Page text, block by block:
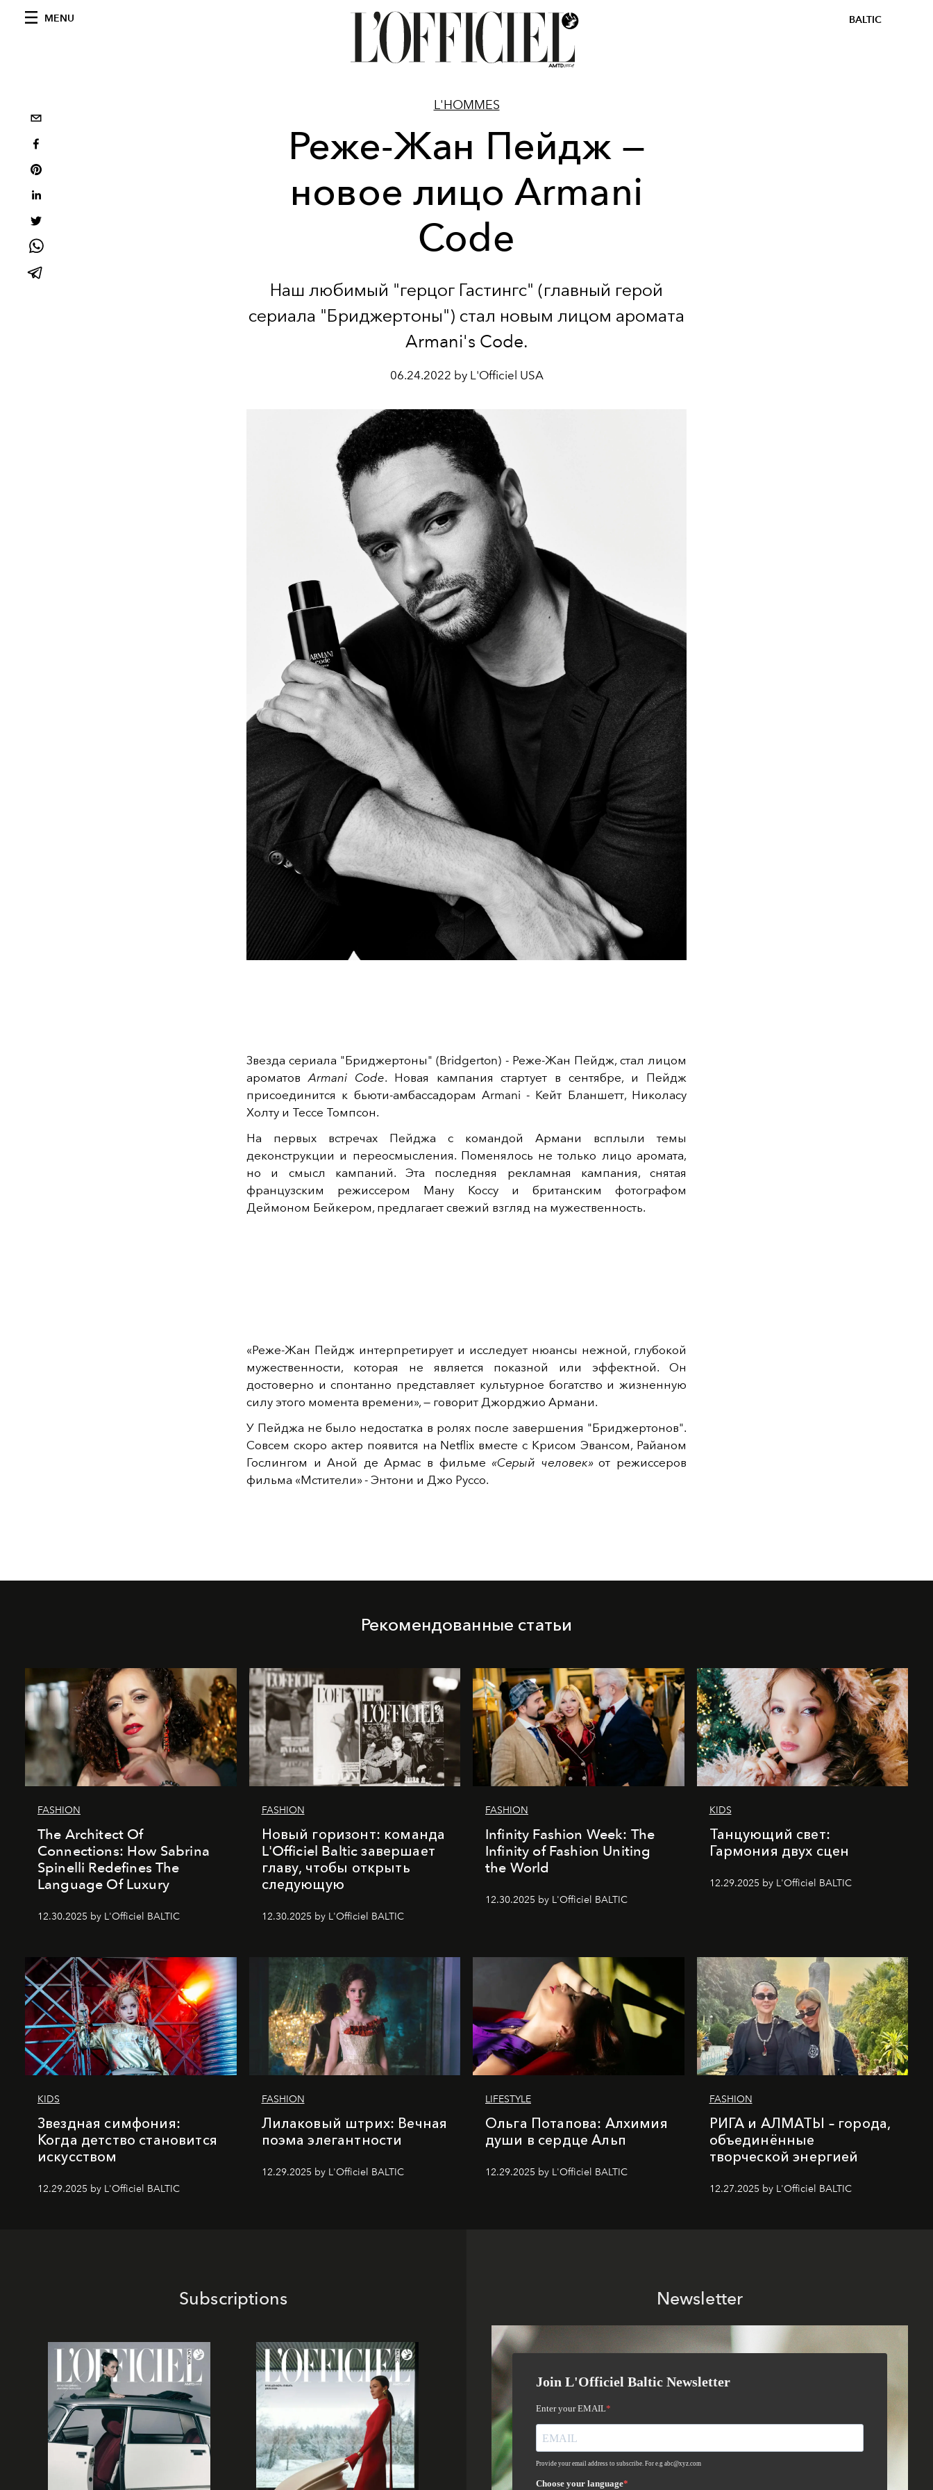
MENU BALTIC
L'HOMMES
Реже-Жан Пейдж —
новое лицо Armani
Code
Наш любимый "герцог Гастингс" (главный герой
сериала "Бриджертоны") стал новым лицом аромата
Armani's Code.
06.24.2022 by L'Officiel USA
Звезда сериала "Бриджертоны" (Bridgerton) - Реже-Жан Пейдж, стал лицом
ароматов Armani Code. Новая кампания стартует в сентябре, и Пейдж
присоединится к бьюти-амбассадорам Armani - Кейт Бланшетт, Николасу
Холту и Тессе Томпсон.
На первых встречах Пейджа с командой Армани всплыли темы
деконструкции и переосмысления. Поменялось не только лицо аромата,
но и смысл кампаний. Эта последняя рекламная кампания, снятая
французским режиссером Ману Коссу и британским фотографом
Деймоном Бейкером, предлагает свежий взгляд на мужественность.
«Реже-Жан Пейдж интерпретирует и исследует нюансы нежной, глубокой
мужественности, которая не является показной или эффектной. Он
достоверно и спонтанно представляет культурное богатство и жизненную
силу этого момента времени», — говорит Джорджио Армани.
У Пейджа не было недостатка в ролях после завершения "Бриджертонов".
Совсем скоро актер появится на Netflix вместе с Крисом Эвансом, Райаном
Гослингом и Аной де Армас в фильме «Серый человек»от режиссеров
фильма «Мстители» - Энтони и Джо Руссо.
Рекомендованные статьи
FASHION
The Architect Of
Connections: How Sabrina
Spinelli Redefines The
Language Of Luxury
12.30.2025 by L'Officiel BALTIC
FASHION
Новый горизонт: команда
L'Officiel Baltic завершает
главу, чтобы открыть
следующую
12.30.2025 by L'Officiel BALTIC
FASHION
Infinity Fashion Week: The
Infinity of Fashion Uniting
the World
12.30.2025 by L'Officiel BALTIC
KIDS
Танцующий свет:
Гармония двух сцен
12.29.2025 by L'Officiel BALTIC
KIDS
Звездная симфония:
Когда детство становится
искусством
12.29.2025 by L'Officiel BALTIC
FASHION
Лилаковый штрих: Вечная
поэма элегантности
12.29.2025 by L'Officiel BALTIC
LIFESTYLE
Ольга Потапова: Алхимия
души в сердце Альп
12.29.2025 by L'Officiel BALTIC
FASHION
РИГА и АЛМАТЫ – города,
объединённые
творческой энергией
12.27.2025 by L'Officiel BALTIC
Subscriptions Newsletter